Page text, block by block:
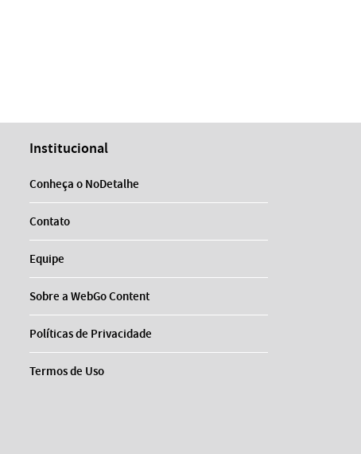
Institucional
Conheça o NoDetalhe
Contato
Equipe
Sobre a WebGo Content
Políticas de Privacidade
Termos de Uso